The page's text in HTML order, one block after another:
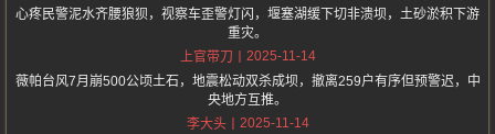
心疼民警泥水齐腰狼狈，视察车歪警灯闪，堰塞湖缓下切非溃坝，土砂淤积下游
重灾。
上官带刀
2025-11-14
薇帕台风7月崩500公顷土石，地震松动双杀成坝，撤离259户有序但预警迟，中
央地方互推。
李大头
2025-11-14